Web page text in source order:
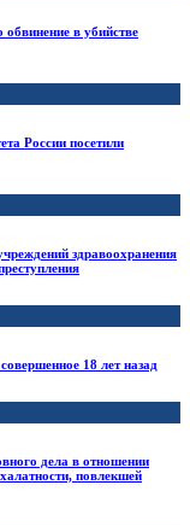
в убийстве
России посетили
здравоохранения
18 лет назад
дела в отношении
повлекшей